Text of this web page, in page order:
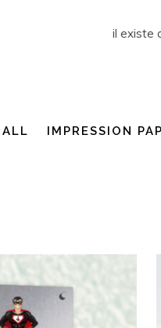
il existe
ALL IMPRESSION